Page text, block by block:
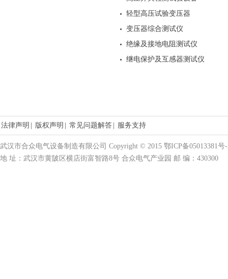
轻型高压试验变压器
变压器综合测试仪
绝缘及接地电阻测试仪
继电保护及互感器测试仪
法律声明 版权声明 常见问题解答 服务支持
武汉市合众电气设备制造有限公司 Copyright © 2015 鄂ICP备05013381号
地 址：武汉市黄陂区横店街富智路8号 合众电气产业园 邮 编：430300